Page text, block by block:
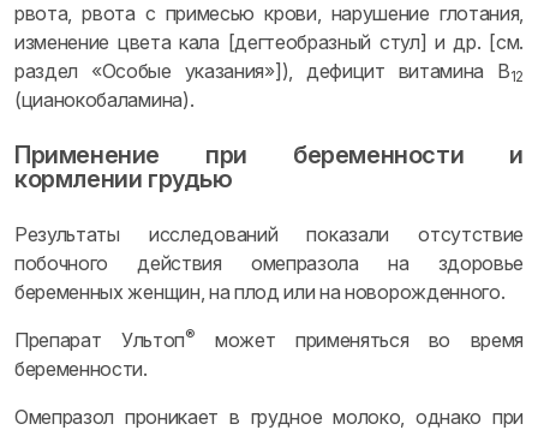
рвота, рвота с примесью крови, нарушение глотания,
изменение цвета кала [дегтеобразный стул] и др. [см.
раздел «Особые указания»]), дефицит витамина B12
(цианокобаламина).
Применение при беременности и
кормлении грудью
Результаты исследований показали отсутствие
побочного действия омепразола на здоровье
беременных женщин, на плод или на новорожденного.
Препарат Ультоп®
может применяться во время
беременности.
Омепразол проникает в грудное молоко, однако при